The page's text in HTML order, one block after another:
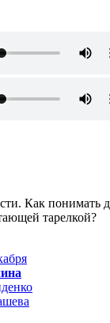
Как понимать
тарелкой?